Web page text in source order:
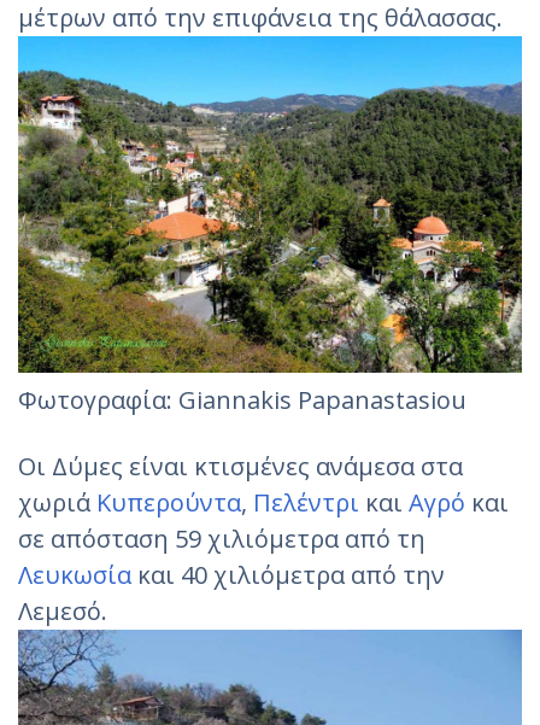
μέτρων από την επιφάνεια της θάλασσας.
Φωτογραφία: Giannakis Papanastasiou
Οι Δύμες είναι κτισμένες ανάμεσα στα
χωριά Κυπερούντα, Πελέντρι και Αγρό και
σε απόσταση 59 χιλιόμετρα από τη
Λευκωσία και 40 χιλιόμετρα από την
Λεμεσό.